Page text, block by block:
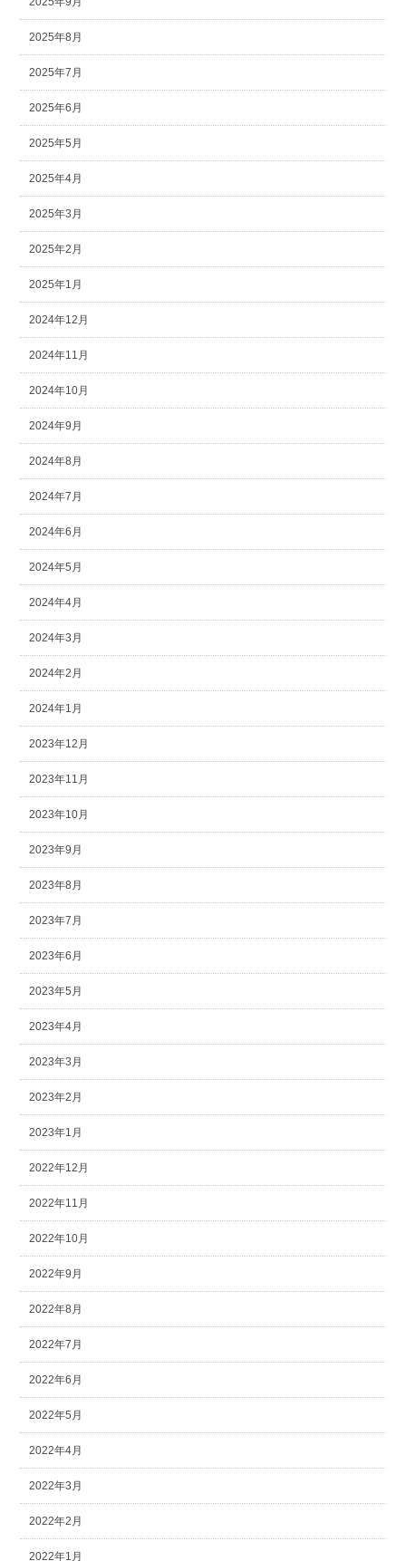
2025年8月
2025年7月
2025年6月
2025年5月
2025年4月
2025年3月
2025年2月
2025年1月
2024年12月
2024年11月
2024年10月
2024年9月
2024年8月
2024年7月
2024年6月
2024年5月
2024年4月
2024年3月
2024年2月
2024年1月
2023年12月
2023年11月
2023年10月
2023年9月
2023年8月
2023年7月
2023年6月
2023年5月
2023年4月
2023年3月
2023年2月
2023年1月
2022年12月
2022年11月
2022年10月
2022年9月
2022年8月
2022年7月
2022年6月
2022年5月
2022年4月
2022年3月
2022年2月
2022年1月